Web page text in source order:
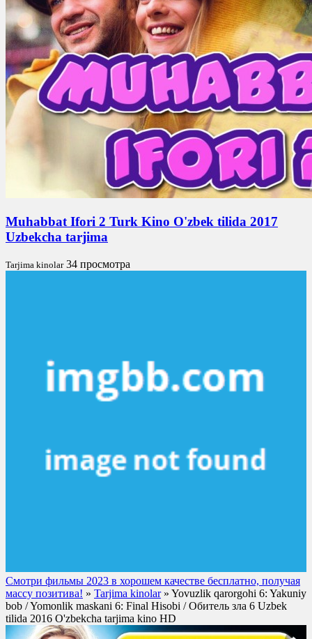
Muhabbat Ifori 2 Turk Kino O'zbek tilida 2017
Uzbekcha tarjima
Tarjima kinolar 34 просмотра
Смотри фильмы 2023 в хорошем качестве бесплатно, получая
массу позитива! » Tarjima kinolar» Yovuzlik qarorgohi 6: Yakuniy
bob / Yomonlik maskani 6: Final Hisobi / Обитель зла 6 Uzbek
tilida 2016 O'zbekcha tarjima kino HD